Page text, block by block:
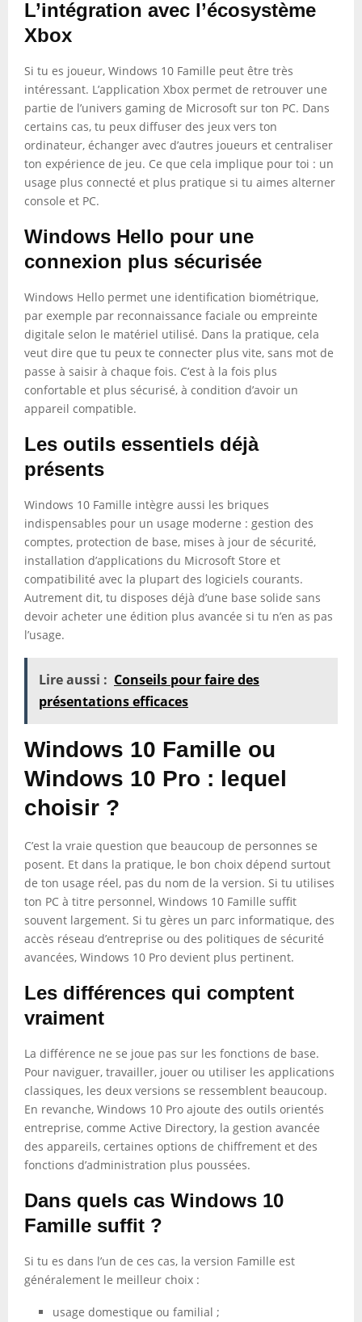
L’intégration avec l’écosystème
Xbox
Si tu es joueur, Windows 10 Famille peut être très
intéressant. L’application Xbox permet de retrouver une
partie de l’univers gaming de Microsoft sur ton PC. Dans
certains cas, tu peux diffuser des jeux vers ton
ordinateur, échanger avec d’autres joueurs et centraliser
ton expérience de jeu. Ce que cela implique pour toi : un
usage plus connecté et plus pratique si tu aimes alterner
console et PC.
Windows Hello pour une
connexion plus sécurisée
Windows Hello permet une identification biométrique,
par exemple par reconnaissance faciale ou empreinte
digitale selon le matériel utilisé. Dans la pratique, cela
veut dire que tu peux te connecter plus vite, sans mot de
passe à saisir à chaque fois. C’est à la fois plus
confortable et plus sécurisé, à condition d’avoir un
appareil compatible.
Les outils essentiels déjà
présents
Windows 10 Famille intègre aussi les briques
indispensables pour un usage moderne : gestion des
comptes, protection de base, mises à jour de sécurité,
installation d’applications du Microsoft Store et
compatibilité avec la plupart des logiciels courants.
Autrement dit, tu disposes déjà d’une base solide sans
devoir acheter une édition plus avancée si tu n’en as pas
l’usage.
Lire aussi : Conseils pour faire des
présentations efficaces
Windows 10 Famille ou
Windows 10 Pro : lequel
choisir ?
C’est la vraie question que beaucoup de personnes se
posent. Et dans la pratique, le bon choix dépend surtout
de ton usage réel, pas du nom de la version. Si tu utilises
ton PC à titre personnel, Windows 10 Famille suffit
souvent largement. Si tu gères un parc informatique, des
accès réseau d’entreprise ou des politiques de sécurité
avancées, Windows 10 Pro devient plus pertinent.
Les différences qui comptent
vraiment
La différence ne se joue pas sur les fonctions de base.
Pour naviguer, travailler, jouer ou utiliser les applications
classiques, les deux versions se ressemblent beaucoup.
En revanche, Windows 10 Pro ajoute des outils orientés
entreprise, comme Active Directory, la gestion avancée
des appareils, certaines options de chiffrement et des
fonctions d’administration plus poussées.
Dans quels cas Windows 10
Famille suffit ?
Si tu es dans l’un de ces cas, la version Famille est
généralement le meilleur choix :
usage domestique ou familial ;